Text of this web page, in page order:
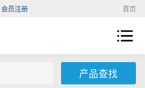
首页
会员注册
产品查找